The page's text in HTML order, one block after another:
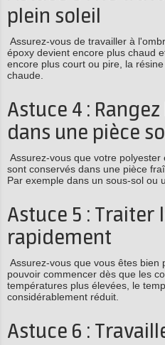
plein soleil
Assurez-vous de travailler à
époxy devient encore plus chaud
encore plus court ou pire, la
chaude.
Astuce 4 :
dans une pièce
Assurez-vous que votre
sont conservés dans une pièce
Par exemple dans un sous-sol ou
Astuce 5 : Traiter
rapidement
Assurez-vous que vous êtes bien
pouvoir commencer dès que les
températures plus élevées, le
considérablement réduit.
Astuce 6 :